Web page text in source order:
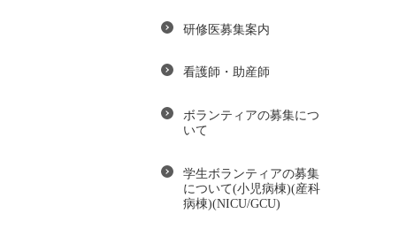
研修医募集案内
看護師・助産師
ボランティアの募集につ
いて
学生ボランティアの募集
について(小児病棟)(産科
病棟)(NICU/GCU)